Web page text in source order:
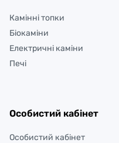
Камінні топки
Біокаміни
Електричні каміни
Печі
Особистий кабінет
Особистий кабінет